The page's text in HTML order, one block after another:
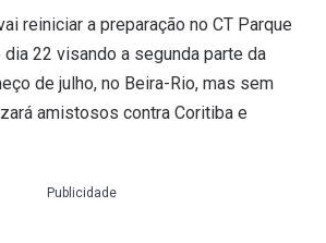
reiniciar a preparação no CT Parque
22 visando a segunda parte da
de julho, no Beira-Rio, mas sem
amistosos contra Coritiba e
Publicidade